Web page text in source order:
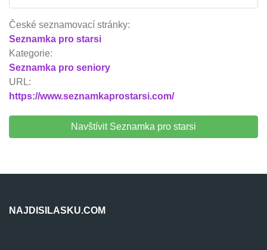
České seznamovací stránky:
Seznamka pro starsi
Kategorie:
Seznamka pro seniory
URL:
https://www.seznamkaprostarsi.com/
Navštívit Seznamka pro starsi
NAJDISILASKU.COM